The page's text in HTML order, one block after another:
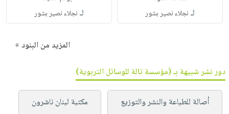
لـ نجلاء نصير بشور لـ نجلاء نصير بشور
المزيد من البنود »
دور نشر شبيهة بـ (مؤسسة تالة للوسائل التربوية)
أصالة للطباعة والنشر والتوزيع مكتبة لبنان ناشرون